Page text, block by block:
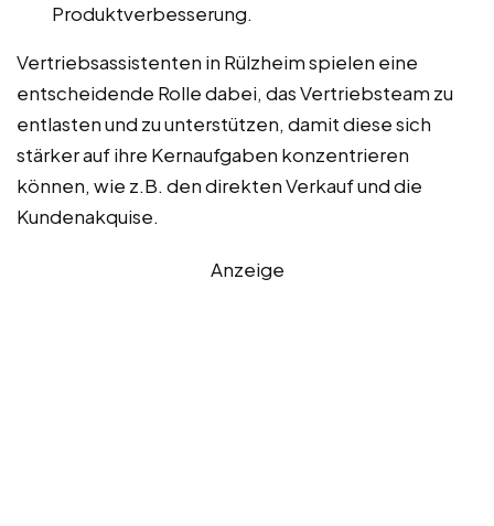
Produktverbesserung.
Vertriebsassistenten in Rülzheim spielen eine
entscheidende Rolle dabei, das Vertriebsteam zu
entlasten und zu unterstützen, damit diese sich
stärker auf ihre Kernaufgaben konzentrieren
können, wie z.B. den direkten Verkauf und die
Kundenakquise.
Anzeige